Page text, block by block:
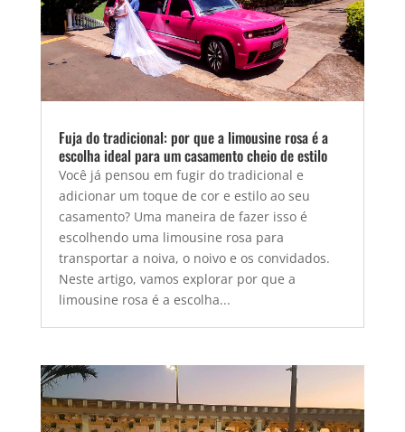
Fuja do tradicional: por que a limousine rosa é a
escolha ideal para um casamento cheio de estilo
Você já pensou em fugir do tradicional e
adicionar um toque de cor e estilo ao seu
casamento? Uma maneira de fazer isso é
escolhendo uma limousine rosa para
transportar a noiva, o noivo e os convidados.
Neste artigo, vamos explorar por que a
limousine rosa é a escolha...